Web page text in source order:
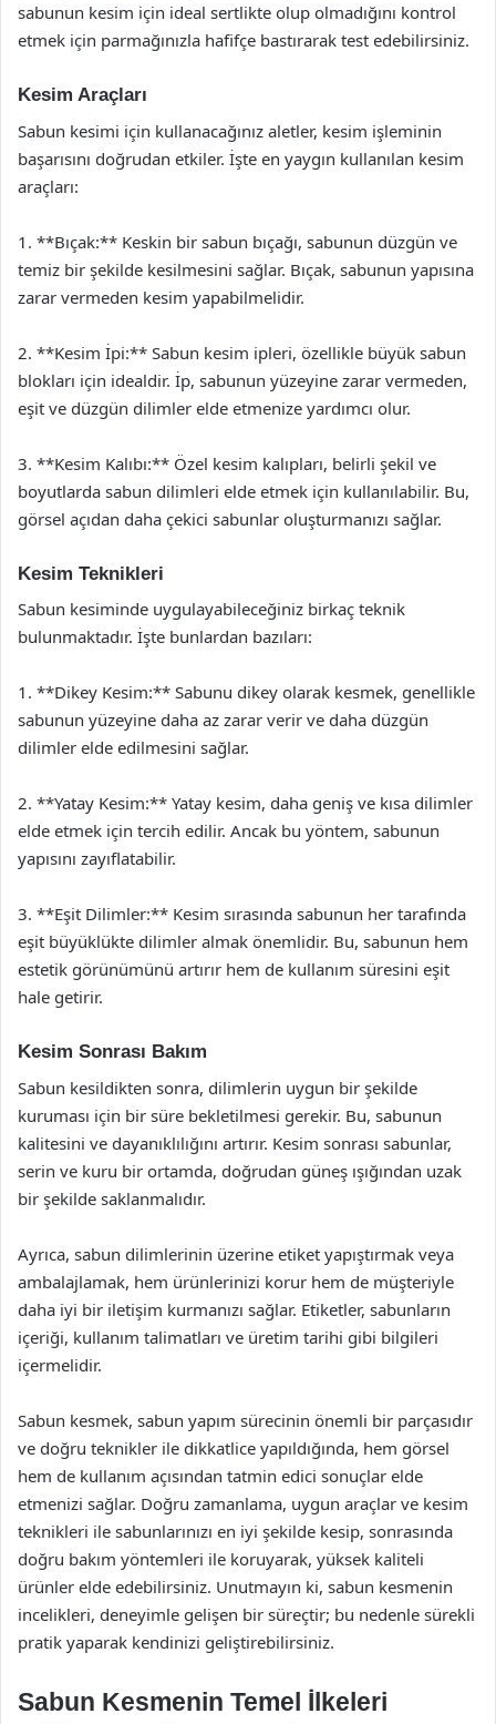
sabunun kesim için ideal sertlikte olup olmadığını kontrol
etmek için parmağınızla hafifçe bastırarak test edebilirsiniz.
Kesim Araçları
Sabun kesimi için kullanacağınız aletler, kesim işleminin
başarısını doğrudan etkiler. İşte en yaygın kullanılan kesim
araçları:
1. **Bıçak:** Keskin bir sabun bıçağı, sabunun düzgün ve
temiz bir şekilde kesilmesini sağlar. Bıçak, sabunun yapısına
zarar vermeden kesim yapabilmelidir.
2. **Kesim İpi:** Sabun kesim ipleri, özellikle büyük sabun
blokları için idealdir. İp, sabunun yüzeyine zarar vermeden,
eşit ve düzgün dilimler elde etmenize yardımcı olur.
3. **Kesim Kalıbı:** Özel kesim kalıpları, belirli şekil ve
boyutlarda sabun dilimleri elde etmek için kullanılabilir. Bu,
görsel açıdan daha çekici sabunlar oluşturmanızı sağlar.
Kesim Teknikleri
Sabun kesiminde uygulayabileceğiniz birkaç teknik
bulunmaktadır. İşte bunlardan bazıları:
1. **Dikey Kesim:** Sabunu dikey olarak kesmek, genellikle
sabunun yüzeyine daha az zarar verir ve daha düzgün
dilimler elde edilmesini sağlar.
2. **Yatay Kesim:** Yatay kesim, daha geniş ve kısa dilimler
elde etmek için tercih edilir. Ancak bu yöntem, sabunun
yapısını zayıflatabilir.
3. **Eşit Dilimler:** Kesim sırasında sabunun her tarafında
eşit büyüklükte dilimler almak önemlidir. Bu, sabunun hem
estetik görünümünü artırır hem de kullanım süresini eşit
hale getirir.
Kesim Sonrası Bakım
Sabun kesildikten sonra, dilimlerin uygun bir şekilde
kuruması için bir süre bekletilmesi gerekir. Bu, sabunun
kalitesini ve dayanıklılığını artırır. Kesim sonrası sabunlar,
serin ve kuru bir ortamda, doğrudan güneş ışığından uzak
bir şekilde saklanmalıdır.
Ayrıca, sabun dilimlerinin üzerine etiket yapıştırmak veya
ambalajlamak, hem ürünlerinizi korur hem de müşteriyle
daha iyi bir iletişim kurmanızı sağlar. Etiketler, sabunların
içeriği, kullanım talimatları ve üretim tarihi gibi bilgileri
içermelidir.
Sabun kesmek, sabun yapım sürecinin önemli bir parçasıdır
ve doğru teknikler ile dikkatlice yapıldığında, hem görsel
hem de kullanım açısından tatmin edici sonuçlar elde
etmenizi sağlar. Doğru zamanlama, uygun araçlar ve kesim
teknikleri ile sabunlarınızı en iyi şekilde kesip, sonrasında
doğru bakım yöntemleri ile koruyarak, yüksek kaliteli
ürünler elde edebilirsiniz. Unutmayın ki, sabun kesmenin
incelikleri, deneyimle gelişen bir süreçtir; bu nedenle sürekli
pratik yaparak kendinizi geliştirebilirsiniz.
Sabun Kesmenin Temel İlkeleri